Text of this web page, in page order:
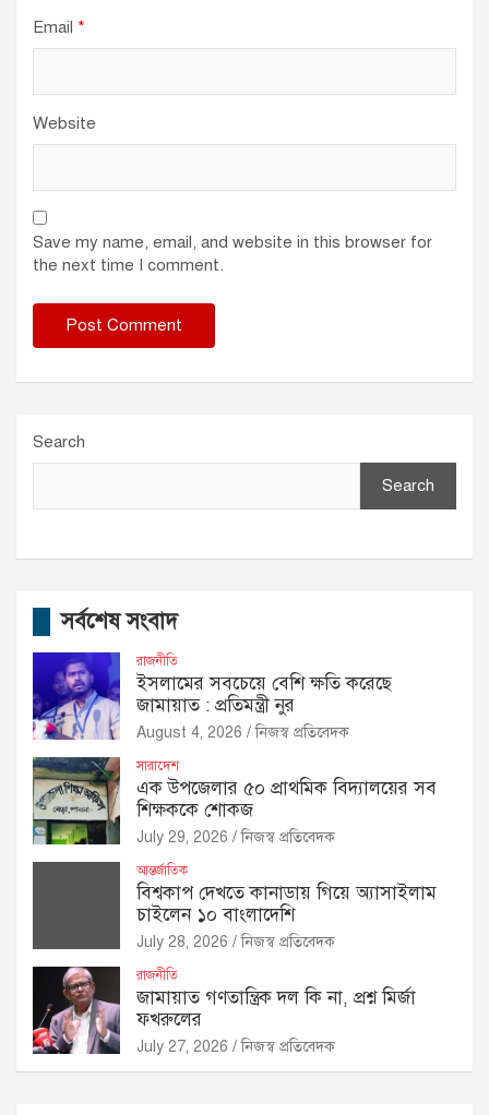
Email *
Website
Save my name, email, and website in this browser for
the next time I comment.
Search
Search
সর্বশেষ সংবাদ
রাজনীতি
ইসলামের সবচেয়ে বেশি ক্ষতি করেছে
জামায়াত : প্রতিমন্ত্রী নুর
August 4, 2026 নিজস্ব প্রতিবেদক
সারাদেশ
এক উপজেলার ৫০ প্রাথমিক বিদ্যালয়ের সব
শিক্ষককে শোকজ
July 29, 2026 নিজস্ব প্রতিবেদক
আন্তর্জাতিক
বিশ্বকাপ দেখতে কানাডায় গিয়ে অ্যাসাইলাম
চাইলেন ১০ বাংলাদেশি
July 28, 2026 নিজস্ব প্রতিবেদক
রাজনীতি
জামায়াত গণতান্ত্রিক দল কি না, প্রশ্ন মির্জা
ফখরুলের
July 27, 2026 নিজস্ব প্রতিবেদক